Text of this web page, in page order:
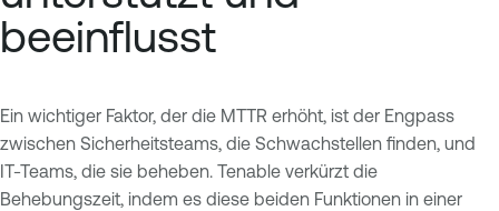
beeinflusst
Ein wichtiger Faktor, der die MTTR erhöht, ist der Engpass
zwischen Sicherheitsteams, die Schwachstellen finden, und
IT-Teams, die sie beheben. Tenable verkürzt die
Behebungszeit, indem es diese beiden Funktionen in einer